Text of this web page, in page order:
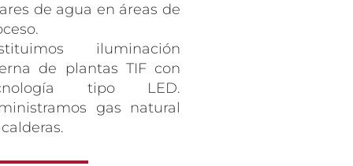
de agua en áreas de
iluminación
de plantas TIF con
tipo LED.
gas natural